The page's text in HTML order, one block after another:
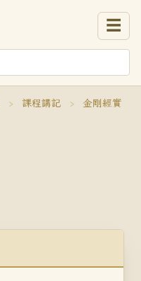
☰
› 課程講記 ›
金剛經實